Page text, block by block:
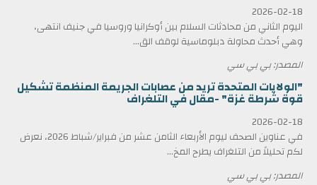
2026-02-18
اليوم الثاني من محادثات السلام بين أوكرانيا وروسيا في جنيف انتهى،
وهي أحدث محاولة دبلوماسية لوقف الق...
المصدر: بي بي سي
"الولايات المتحدة تريد من عصابات الجريمة المنظمة تشكيل
قوة شرطة غزة" -مقال في التلغراف
2026-02-18
في عناوين الصحف ليوم الأربعاء الثامن عشر من فبراير/شباط 2026، نعرض
لكم تحليلاً من التلغراف يطرح المخ...
المصدر: بي بي سي